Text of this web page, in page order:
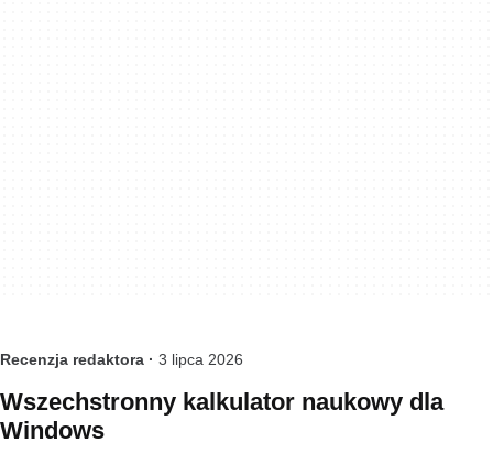
Recenzja redaktora · 3 lipca 2026
Wszechstronny kalkulator naukowy dla
Windows